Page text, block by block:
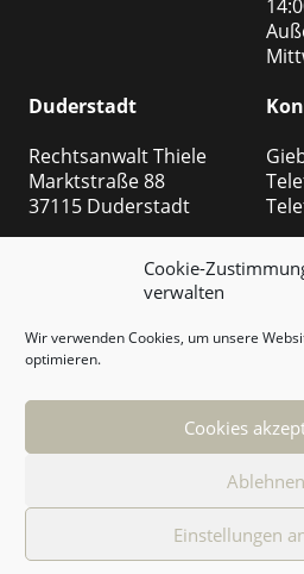
Cookie-
verwalten
Wir verwenden Cookies, um unsere
optimieren.
Cookies
Ablehnen
Einstellungen
Duderstadt
Rechtsanwalt Thiele
Marktstraße 88
37115 Duderstadt
Öffnungszeiten:
Montag bis Freitags
08:00 – 13:00 Uhr
14:00 – 18:00 Uhr
Außer
© Rechtsanwalt Marc Thiele
Realisierung WebdesignITenergy Achim